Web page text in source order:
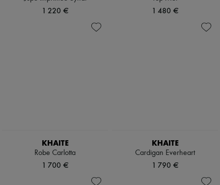
1 220 € 1 480 €
KHAITE
Robe Carlotta
1 700 €
KHAITE
Cardigan Everheart
1 790 €